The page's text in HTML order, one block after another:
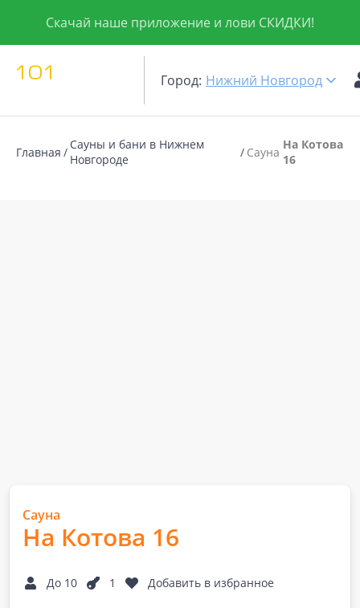
Скачай наше приложение и лови СКИДКИ!
Город: Нижний Новгород
Главная
Сауны и бани в Нижнем
Новгороде
Сауна На Котова
16
Сауна
На Котова 16
До 10 1 Добавить в избранное